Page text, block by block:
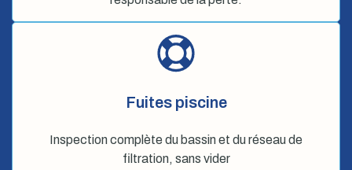
Fuites piscine
Inspection complète du bassin et du réseau de
filtration, sans vider